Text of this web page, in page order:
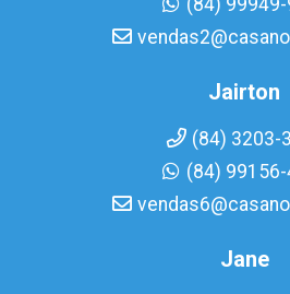
(84)
Jairton
(84) 3203-
(84)
Jane